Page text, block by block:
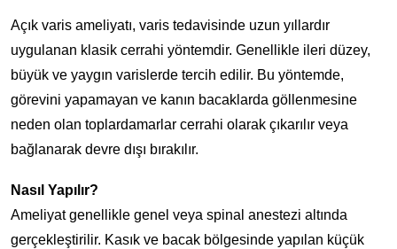
Açık varis ameliyatı, varis tedavisinde uzun yıllardır
uygulanan klasik cerrahi yöntemdir. Genellikle ileri düzey,
büyük ve yaygın varislerde tercih edilir. Bu yöntemde,
görevini yapamayan ve kanın bacaklarda göllenmesine
neden olan toplardamarlar cerrahi olarak çıkarılır veya
bağlanarak devre dışı bırakılır.
Nasıl Yapılır?
Ameliyat genellikle genel veya spinal anestezi altında
gerçekleştirilir. Kasık ve bacak bölgesinde yapılan küçük